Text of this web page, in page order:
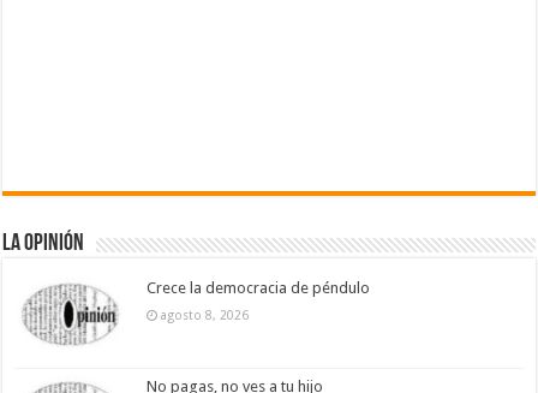
La Opinión
Crece la democracia de péndulo
agosto 8, 2026
No pagas, no ves a tu hijo